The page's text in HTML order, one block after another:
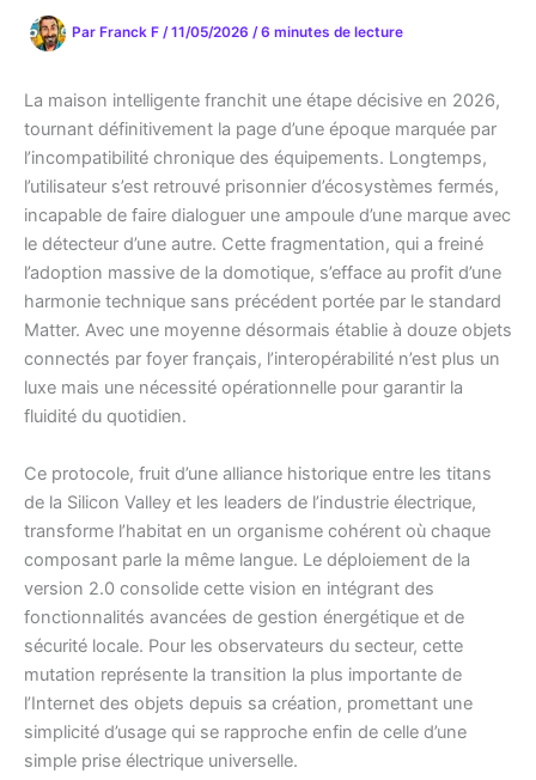
Par Franck F /11/05/2026 /6 minutes de lecture
La maison intelligente franchit une étape décisive en 2026,
tournant définitivement la page d’une époque marquée par
l’incompatibilité chronique des équipements. Longtemps,
l’utilisateur s’est retrouvé prisonnier d’écosystèmes fermés,
incapable de faire dialoguer une ampoule d’une marque avec
le détecteur d’une autre. Cette fragmentation, qui a freiné
l’adoption massive de la domotique, s’efface au profit d’une
harmonie technique sans précédent portée par le standard
Matter. Avec une moyenne désormais établie à douze objets
connectés par foyer français, l’interopérabilité n’est plus un
luxe mais une nécessité opérationnelle pour garantir la
fluidité du quotidien.
Ce protocole, fruit d’une alliance historique entre les titans
de la Silicon Valley et les leaders de l’industrie électrique,
transforme l’habitat en un organisme cohérent où chaque
composant parle la même langue. Le déploiement de la
version 2.0 consolide cette vision en intégrant des
fonctionnalités avancées de gestion énergétique et de
sécurité locale. Pour les observateurs du secteur, cette
mutation représente la transition la plus importante de
l’Internet des objets depuis sa création, promettant une
simplicité d’usage qui se rapproche enfin de celle d’une
simple prise électrique universelle.